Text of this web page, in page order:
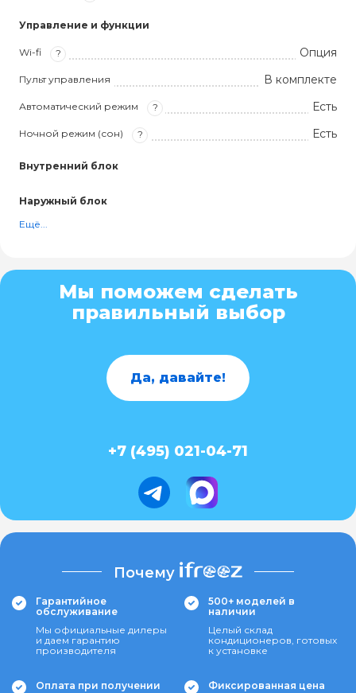
Управление и функции
Wi-fi ? Опция
Пульт управления В комплекте
Автоматический режим ? Есть
Ночной режим (сон) ? Есть
Внутренний блок
Наружный блок
Ещё...
Мы поможем сделать
правильный выбор
Да, давайте!
+7 (495) 021-04-71
Почему
Гарантийное
обслуживание
Мы официальные дилеры
и даем гарантию
производителя
500+ моделей в
наличии
Целый склад
кондиционеров, готовых
к установке
Оплата при получении Фиксированная цена